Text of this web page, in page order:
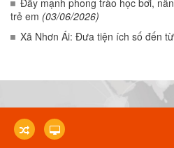
Đẩy mạnh phong trào học bơi,
trẻ em (03/06/2026)
Xã Nhơn Ái: Đưa tiện ích số đến